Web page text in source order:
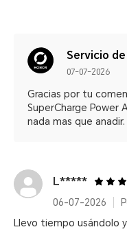
Servicio
07-07-2026
Gracias por tu
SuperCharge Power
nada mas que
L*****
06-07-2026
Llevo tiempo usándolo